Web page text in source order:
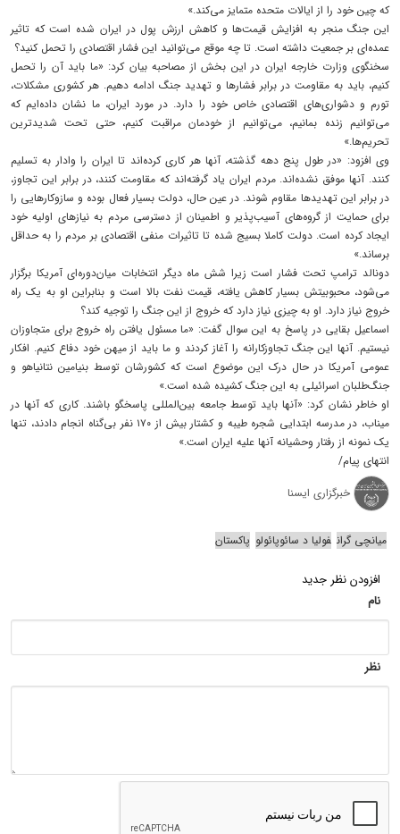
که چین خود را از ایالات متحده متمایز می‌کند.»
این جنگ منجر به افزایش قیمت‌ها و کاهش ارزش پول در ایران شده است که تاثیر
عمده‌ای بر جمعیت داشته است. تا چه موقع می‌توانید این فشار اقتصادی را تحمل کنید؟
سخنگوی وزارت خارجه ایران در این بخش از مصاحبه بیان کرد: «ما باید آن را تحمل
کنیم، باید به مقاومت در برابر فشارها و تهدید جنگ ادامه دهیم. هر کشوری مشکلات،
تورم و دشواری‌های اقتصادی خاص خود را دارد. در مورد ایران، ما نشان داده‌ایم که
می‌توانیم زنده بمانیم، می‌توانیم از خودمان مراقبت کنیم، حتی تحت شدیدترین
تحریم‌ها.»
وی افزود: «در طول پنج دهه گذشته، آنها هر کاری کرده‌اند تا ایران را وادار به تسلیم
کنند. آنها موفق نشده‌اند. مردم ایران یاد گرفته‌اند که مقاومت کنند، در برابر این تجاوز،
در برابر این تهدیدها مقاوم شوند. در عین حال، دولت بسیار فعال بوده و سازوکارهایی را
برای حمایت از گروه‌های آسیب‌پذیر و اطمینان از دسترسی مردم به نیازهای اولیه خود
ایجاد کرده است. دولت کاملا بسیج شده تا تاثیرات منفی اقتصادی بر مردم را به حداقل
برساند.»
دونالد ترامپ تحت فشار است زیرا شش ماه دیگر انتخابات میان‌دوره‌ای آمریکا برگزار
می‌شود، محبوبیتش بسیار کاهش یافته، قیمت نفت بالا است و بنابراین او به یک راه
خروج نیاز دارد. او به چیزی نیاز دارد که خروج از این جنگ را توجیه کند؟
اسماعیل بقایی در پاسخ به این سوال گفت: «ما مسئول یافتن راه خروج برای متجاوزان
نیستیم. آنها این جنگ تجاوزکارانه را آغاز کردند و ما باید از میهن خود دفاع کنیم. افکار
عمومی آمریکا در حال درک این موضوع است که کشورشان توسط بنیامین نتانیاهو و
جنگ‌طلبان اسرائیلی به این جنگ کشیده شده است.»
او خاطر نشان کرد: «آنها باید توسط جامعه بین‌المللی پاسخگو باشند. کاری که آنها در
میناب، در مدرسه ابتدایی شجره طیبه و کشتار بیش از ۱۷۰ نفر بی‌گناه انجام دادند، تنها
یک نمونه از رفتار وحشیانه آنها علیه ایران است.»
انتهای پیام/
خبرگزاری ایسنا
میانچی گران فولیا د سائوپائولو پاکستان
افزودن نظر جدید
نام
نظر